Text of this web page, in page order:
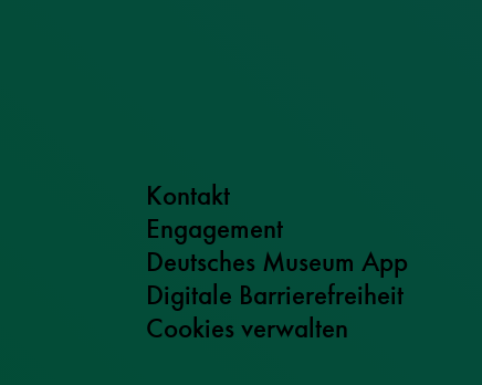
Kontakt
Engagement
Deutsches Museum App
Digitale Barrierefreiheit
Cookies verwalten